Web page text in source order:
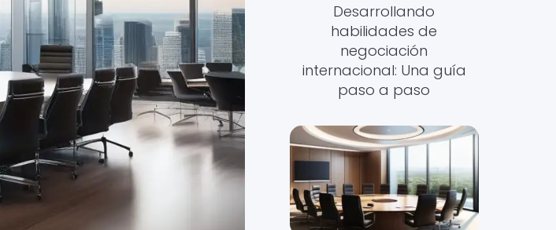
Desarrollando
habilidades de
negociación
internacional: Una guía
paso a paso